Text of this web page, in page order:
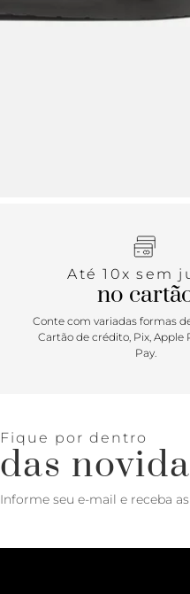
Até 10x sem
no
Conte com variadas formas
Cartão de crédito, Pix, Apple
Pay.
Fique por dentro
das
Informe seu e-mail e receba